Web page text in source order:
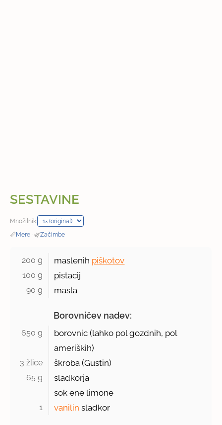
SESTAVINE
Množilnik:
📏Mere · 🌿Začimbe
200 g maslenih piškotov
100 g pistacij
90 g masla
Borovničev nadev:
650 g
borovnic (lahko pol gozdnih, pol
ameriških)
3 žlice škroba (Gustin)
65 g
sladkorja
sok ene limone
1 vanilin sladkor